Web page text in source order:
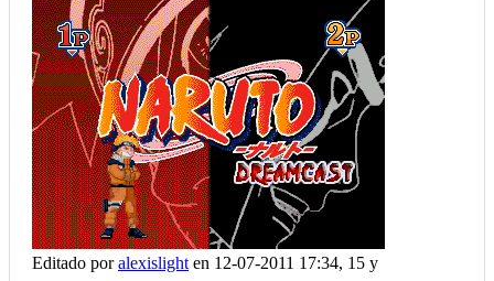
Editado poralexislight en 12-07-2011 17:34, 15 y